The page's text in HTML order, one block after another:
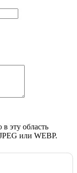
эту область
или WEBP.